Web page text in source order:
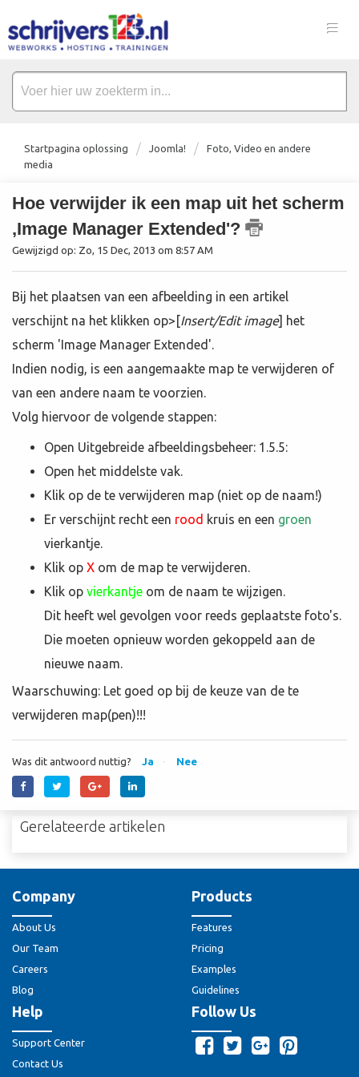
Startpagina oplossing Joomla!
Foto, Video en andere
media
Hoe verwijder ik een map uit het scherm
,Image Manager Extended'?
Gewijzigd op: Zo, 15 Dec, 2013 om 8:57 AM
Bij het plaatsen van een afbeelding in een artikel
verschijnt na het klikken op>[Insert/Edit image] het
scherm 'Image Manager Extended'.
Indien nodig, is een aangemaakte map te verwijderen of
van een andere naam te voorzien.
Volg hiervoor de volgende stappen:
Open Uitgebreide afbeeldingsbeheer: 1.5.5:
Open het middelste vak.
Klik op de te verwijderen map (niet op de naam!)
Er verschijnt recht een rood kruis en een groen
vierkantje.
Klik op X om de map te verwijderen.
Klik op vierkantje om de naam te wijzigen.
Dit heeft wel gevolgen voor reeds geplaatste foto's.
Die moeten opnieuw worden gekoppeld aan de
nieuwe naam.
Waarschuwing: Let goed op bij de keuze van de te
verwijderen map(pen)!!!
Was dit antwoord nuttig? Ja Nee
Gerelateerde artikelen
Company
About Us
Our Team
Careers
Blog
Products
Features
Pricing
Examples
Guidelines
Help
Support Center
Contact Us
Follow Us